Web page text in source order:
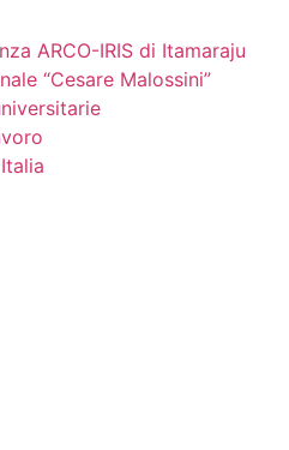
ARCO-IRIS di Itamaraju
“Cesare Malossini”